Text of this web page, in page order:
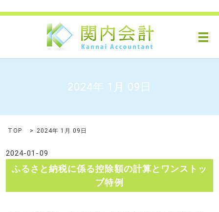
メ
2024年 1月 09日
TOP 2024年 1月 09日
2024-01-09
ふるさと納税に係る控除額の計算とワンストッ
プ特例